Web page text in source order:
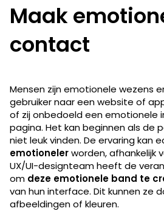
Maak
contact
Mensen zijn emotionele wezens
gebruiker naar een website of
of zij onbedoeld een emotionele
pagina. Het kan beginnen als de
niet leuk vinden. De ervaring kan
emotionelerworden, afhankelijk
UX/UI-designteam heeft de
om deze emotionele band te
van hun interface. Dit kunnen ze
afbeeldingen of kleuren.